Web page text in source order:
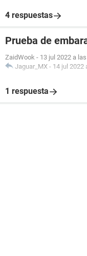
4 respuestas
Prueba de
ZaidWook - 13 jul 2022 a
Jaguar_MX - 14 jul 2022
1 respuesta